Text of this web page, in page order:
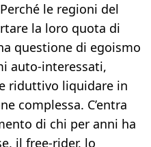
le regioni del
la loro quota di
questione di egoismo
auto-interessati,
riduttivo liquidare in
complessa. C’entra
di chi per anni ha
il free-rider, lo